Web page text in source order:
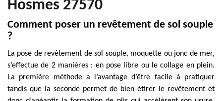
Hosmes 27570
Comment poser un revêtement de sol souple
?
La pose de revêtement de sol souple, moquette ou jonc de mer,
s’effectue de 2 manières : en pose libre ou le collage en plein.
La première méthode a l’avantage d’être facile à pratiquer
tandis que la seconde permet de bien étirer le revêtement et